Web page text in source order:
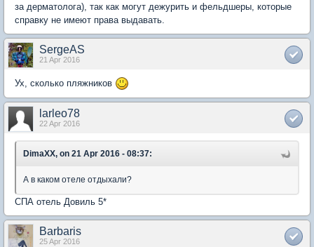
за дерматолога), так как могут дежурить и фельдшеры, которые
справку не имеют права выдавать.
SergeAS
21 Apr 2016
Ух, сколько пляжников
larleo78
22 Apr 2016
DimaXX, on 21 Apr 2016 - 08:37:
А в каком отеле отдыхали?
СПА отель Довиль 5*
Barbaris
25 Apr 2016